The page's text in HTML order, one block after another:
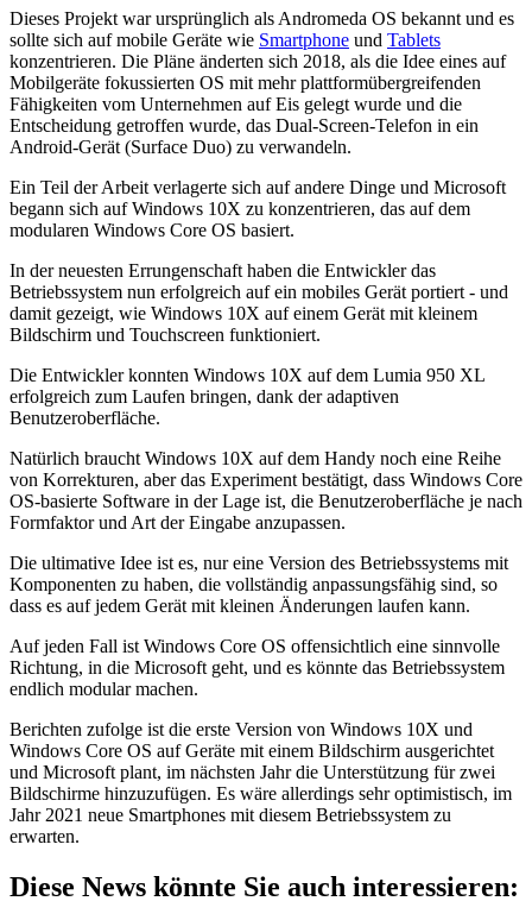
Dieses Projekt war ursprünglich als Andromeda OS bekannt und es
sollte sich auf mobile Geräte wie Smartphone und Tablets
konzentrieren. Die Pläne änderten sich 2018, als die Idee eines auf
Mobilgeräte fokussierten OS mit mehr plattformübergreifenden
Fähigkeiten vom Unternehmen auf Eis gelegt wurde und die
Entscheidung getroffen wurde, das Dual-Screen-Telefon in ein
Android-Gerät (Surface Duo) zu verwandeln.
Ein Teil der Arbeit verlagerte sich auf andere Dinge und Microsoft
begann sich auf Windows 10X zu konzentrieren, das auf dem
modularen Windows Core OS basiert.
In der neuesten Errungenschaft haben die Entwickler das
Betriebssystem nun erfolgreich auf ein mobiles Gerät portiert - und
damit gezeigt, wie Windows 10X auf einem Gerät mit kleinem
Bildschirm und Touchscreen funktioniert.
Die Entwickler konnten Windows 10X auf dem Lumia 950 XL
erfolgreich zum Laufen bringen, dank der adaptiven
Benutzeroberfläche.
Natürlich braucht Windows 10X auf dem Handy noch eine Reihe
von Korrekturen, aber das Experiment bestätigt, dass Windows Core
OS-basierte Software in der Lage ist, die Benutzeroberfläche je nach
Formfaktor und Art der Eingabe anzupassen.
Die ultimative Idee ist es, nur eine Version des Betriebssystems mit
Komponenten zu haben, die vollständig anpassungsfähig sind, so
dass es auf jedem Gerät mit kleinen Änderungen laufen kann.
Auf jeden Fall ist Windows Core OS offensichtlich eine sinnvolle
Richtung, in die Microsoft geht, und es könnte das Betriebssystem
endlich modular machen.
Berichten zufolge ist die erste Version von Windows 10X und
Windows Core OS auf Geräte mit einem Bildschirm ausgerichtet
und Microsoft plant, im nächsten Jahr die Unterstützung für zwei
Bildschirme hinzuzufügen. Es wäre allerdings sehr optimistisch, im
Jahr 2021 neue Smartphones mit diesem Betriebssystem zu
erwarten.
Diese News könnte Sie auch interessieren: